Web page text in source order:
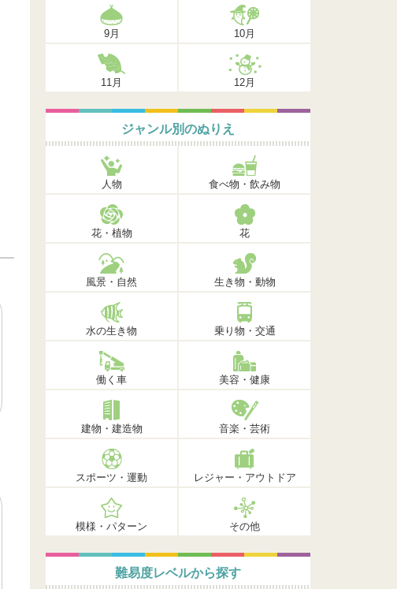
9月 10月
11月 12月
ジャンル別のぬりえ
人物 食べ物・飲み物
花・植物 花
風景・自然 生き物・動物
水の生き物 乗り物・交通
働く車 美容・健康
建物・建造物 音楽・芸術
スポーツ・運動 レジャー・アウトドア
模様・パターン その他
難易度レベルから探す